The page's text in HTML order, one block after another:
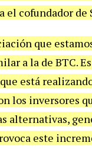
el cofundador de
que
a la de BTC.
está
los inversores
alternativas,
este